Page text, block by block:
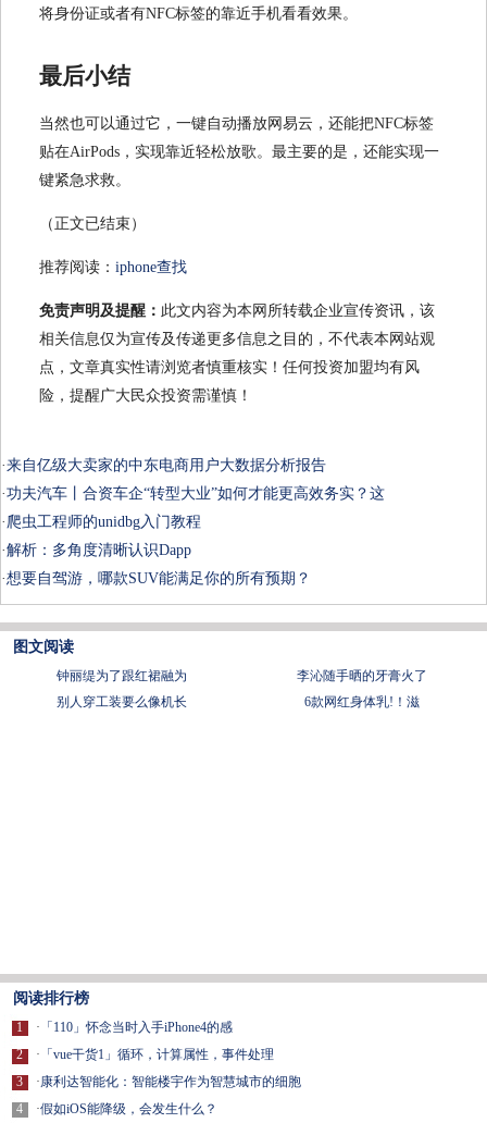
将身份证或者有NFC标签的靠近手机看看效果。
最后小结
当然也可以通过它，一键自动播放网易云，还能把NFC标签
贴在AirPods，实现靠近轻松放歌。最主要的是，还能实现一
键紧急求救。
（正文已结束）
推荐阅读： iphone查找
免责声明及提醒： 此文内容为本网所转载企业宣传资讯，该
相关信息仅为宣传及传递更多信息之目的，不代表本网站观
点，文章真实性请浏览者慎重核实！任何投资加盟均有风
险，提醒广大民众投资需谨慎！
·来自亿级大卖家的中东电商用户大数据分析报告
·功夫汽车丨合资车企“转型大业”如何才能更高效务实？这
· 爬虫工程师的unidbg入门教程
·解析：多角度清晰认识Dapp
·想要自驾游，哪款SUV能满足你的所有预期？
图文阅读
钟丽缇为了跟红裙融为
李沁随手晒的牙膏火了
别人穿工装要么像机长
6款网红身体乳!！滋
阅读排行榜
1
2
3
4
· 「110」怀念当时入手iPhone4的感
· 「vue干货1」循环，计算属性，事件处理
·康利达智能化：智能楼宇作为智慧城市的细胞
·假如iOS能降级，会发生什么？